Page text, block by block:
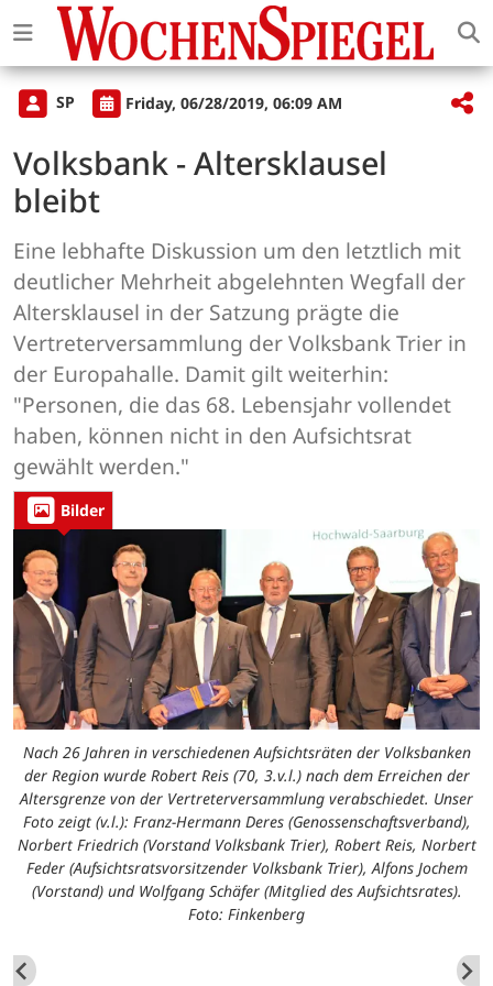
SP Friday, 06/28/2019, 06:09 AM
Volksbank - Altersklausel
bleibt
Eine lebhafte Diskussion um den letztlich mit
deutlicher Mehrheit abgelehnten Wegfall der
Altersklausel in der Satzung prägte die
Vertreterversammlung der Volksbank Trier in
der Europahalle. Damit gilt weiterhin:
"Personen, die das 68. Lebensjahr vollendet
haben, können nicht in den Aufsichtsrat
gewählt werden."
Bilder
Nach 26 Jahren in verschiedenen Aufsichtsräten der Volksbanken
der Region wurde Robert Reis (70, 3.v.l.) nach dem Erreichen der
Altersgrenze von der Vertreterversammlung verabschiedet. Unser
Foto zeigt (v.l.): Franz-Hermann Deres (Genossenschaftsverband),
Norbert Friedrich (Vorstand Volksbank Trier), Robert Reis, Norbert
Feder (Aufsichtsratsvorsitzender Volksbank Trier), Alfons Jochem
(Vorstand) und Wolfgang Schäfer (Mitglied des Aufsichtsrates).
Foto: Finkenberg